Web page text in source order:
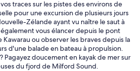
traces sur les pistes des environs de
pour une excursion de plusieurs jours
Zélande ayant vu naître le saut à
vous élancer depuis le pont
ou observer les braves depuis la
d'une balade en bateau à propulsion.
Pagayez doucement en kayak de mer sur
du fjord de Milford Sound.